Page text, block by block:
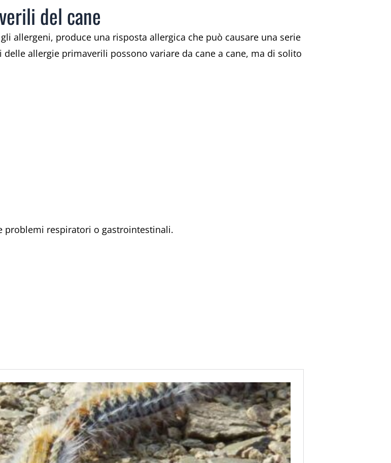
del cane
allergeni, produce una risposta allergica che può causare una serie
delle allergie primaverili possono variare da cane a cane, ma di solito
problemi respiratori o gastrointestinali.